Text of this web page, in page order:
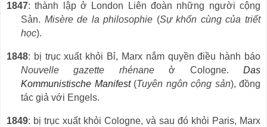
1847: thành lập ở London Liên đoàn những người cộng
Sản. Misère de la philosophie (Sự khốn cùng của triết
học).
1848: bị trục xuất khỏi Bỉ, Marx nắm quyền điều hành báo
Nouvelle
gazette rhénaneở Cologne.Das
Kommunistische Manifest(Tuyên ngôn cộng sản), đồng
tác giả với Engels.
1849: bị trục xuất khỏi Cologne, và sau đó khỏi Paris, Marx